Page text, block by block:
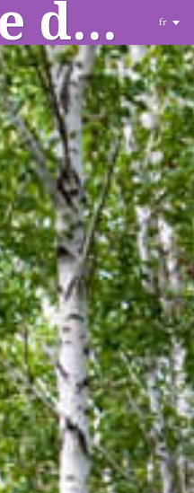
Galerie de sculptures fr